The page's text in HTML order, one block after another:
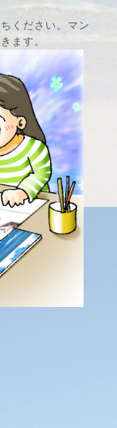
ください。マン
ます。